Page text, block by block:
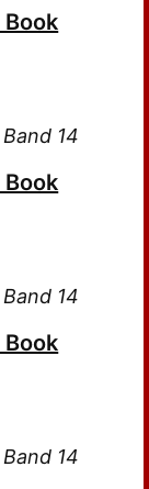
14
14
14